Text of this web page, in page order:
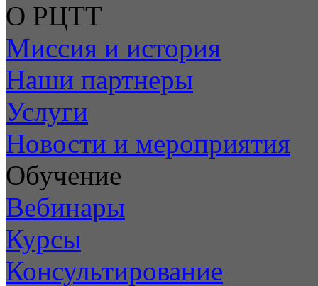
О РЦТТ
Миссия и история
Наши партнеры
Услуги
Новости и мероприятия
Обучение
Вебинары
Курсы
Консультирование